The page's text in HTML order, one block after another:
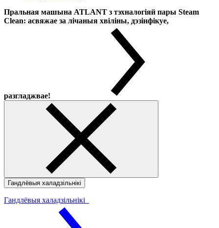
Пральная машына ATLANT з тэхналогіяй пары Steam
Clean: асвяжае за лічаныя хвіліны, дэзінфікуе,
разгладжвае!
Гандлёвыя халадзільнікі
Гандлёвыя халадзільнікі